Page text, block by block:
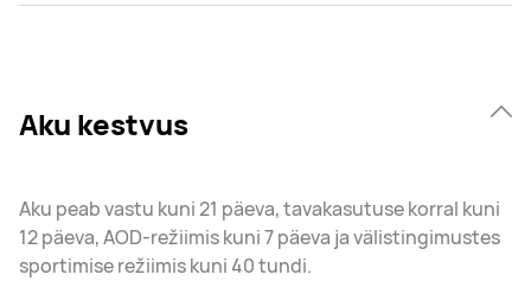
Aku kestvus
Aku peab vastu kuni 21 päeva, tavakasutuse korral kuni
12 päeva, AOD-režiimis kuni 7 päeva ja välistingimustes
sportimise režiimis kuni 40 tundi.